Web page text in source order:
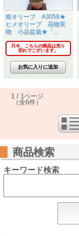
姫オリーブ A3058★
ヒメオリーブ 花物実
物 小品盆栽★「...
只今、こちらの商品は売り
切れでございます。
1 / 1ページ
（全6件）
商品検索
キーワード検索